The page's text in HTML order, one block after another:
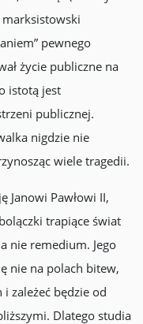
marksistowski
pewnego
życie publiczne na
istotą jest
publicznej.
nigdzie nie
wiele tragedii.
Janowi Pawłowi II,
trapiące świat
nie remedium. Jego
nie na polach bitew,
zależeć będzie od
Dlatego studia